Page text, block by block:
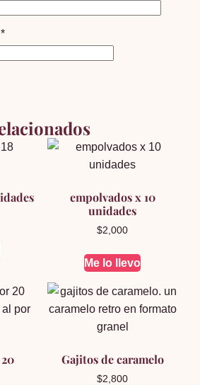
*
empolvados x 10
unidades
$2,000
Me lo llevo
Gajitos de caramelo
$2,800